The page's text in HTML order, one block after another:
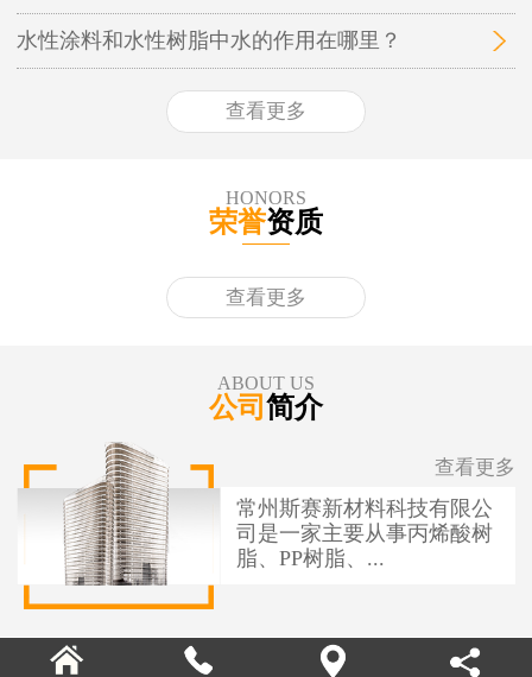
水性涂料和水性树脂中水的作用在哪里？
查看更多
HONORS
荣誉资质
查看更多
ABOUT US
公司 简介
常州斯赛新材料科技有限公
司是一家主要从事丙烯酸树
脂、PP树脂、...
查看更多